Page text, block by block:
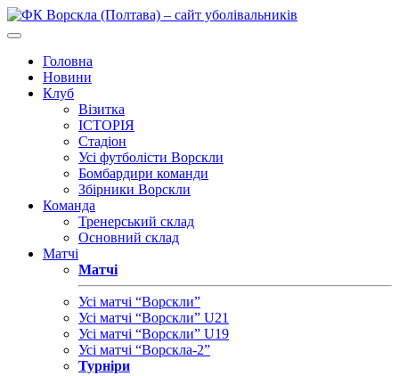
Головна
Новини
Клуб
Візитка
ІСТОРІЯ
Стадіон
Усі футболісти Ворскли
Бомбардири команди
Збірники Ворскли
Команда
Тренерський склад
Основний склад
Матчі
Матчі
Усі матчі “Ворскли”
Усі матчі “Ворскли” U21
Усі матчі “Ворскли” U19
Усі матчі “Ворскла-2”
Турніри